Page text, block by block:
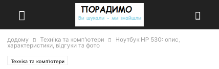
додому Техніка та комп'ютери
Ноутбук HP 530: опис,
характеристики, відгуки та фото
Техніка та комп'ютери